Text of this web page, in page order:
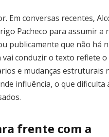
Em conversas recentes,
Pacheco para assumir a
publicamente que não há
conduzir o texto reflete
e mudanças estruturais
influência, o que dificulta
frente com a